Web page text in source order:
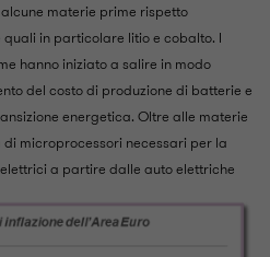
materie prime rispetto
in particolare litio e cobalto. I
hanno iniziato a salire in modo
del costo di produzione di batterie e
energetica. Oltre alle materie
microprocessori necessari per la
a partire dalle auto elettriche